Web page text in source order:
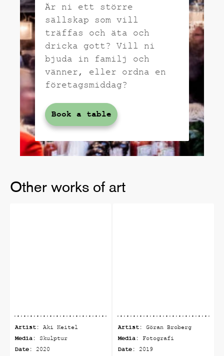
Är ni ett större
sällskap som vill
träffas och äta och
dricka gott? Vill ni
bjuda in familj och
vänner, eller ordna en
företagsmiddag?
Book a table
Other works of art
Artist: Aki Keitel
Media: Skulptur
Date: 2020
Artist: Göran Broberg
Media: Fotografi
Date: 2019